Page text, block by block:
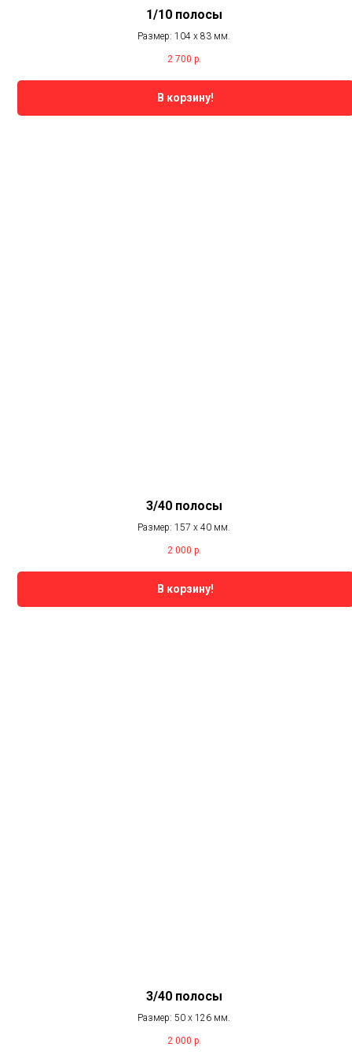
1/10 полосы
Размер: 104 х 83 мм.
2 700 р.
В корзину!
3/40 полосы
Размер: 157 х 40 мм.
2 000 р.
В корзину!
3/40 полосы
Размер: 50 х 126 мм.
2 000 р.